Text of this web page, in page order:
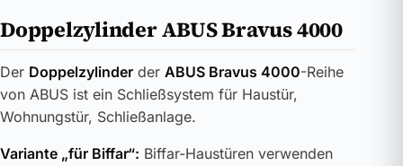
Doppelzylinder ABUS Bravus 4000
Der Doppelzylinder der ABUS Bravus 4000-Reihe
von ABUS ist ein Schließsystem für Haustür,
Wohnungstür, Schließanlage.
Variante „für Biffar“: Biffar-Haustüren verwenden